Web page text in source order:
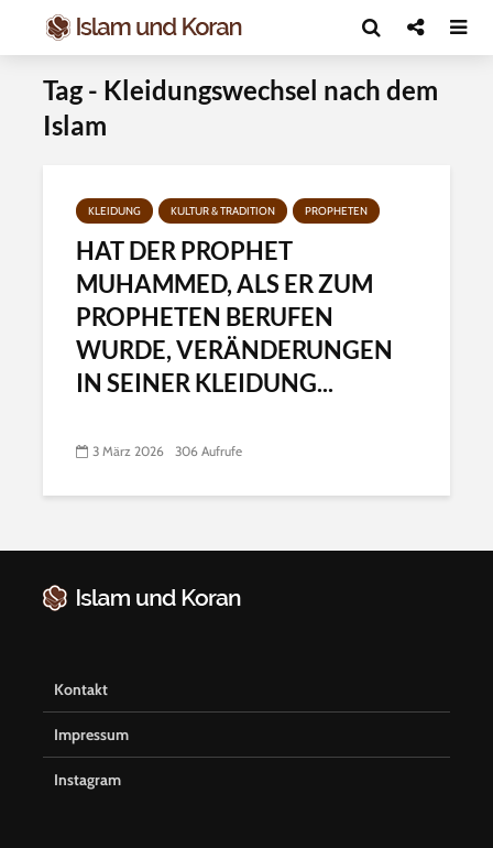
Tag - Kleidungswechsel nach dem
Islam
KLEIDUNG KULTUR & TRADITION PROPHETEN
HAT DER PROPHET
MUHAMMED, ALS ER ZUM
PROPHETEN BERUFEN
WURDE, VERÄNDERUNGEN
IN SEINER KLEIDUNG...
3 März 2026 306 Aufrufe
Kontakt
Impressum
Instagram